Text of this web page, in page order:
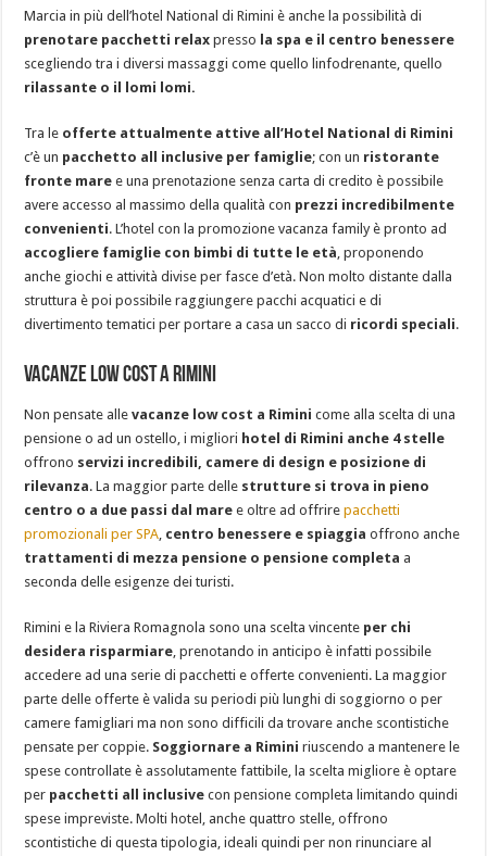
Marcia in più dell’hotel National di Rimini è anche la possibilità di
prenotare pacchetti relax presso la spa e il centro benessere
scegliendo tra i diversi massaggi come quello linfodrenante, quello
rilassante o il lomi lomi.
Tra le offerte attualmente attive all’Hotel National di Rimini
c’è un pacchetto all inclusive per famiglie; con un ristorante
fronte mare e una prenotazione senza carta di credito è possibile
avere accesso al massimo della qualità con prezzi incredibilmente
convenienti. L’hotel con la promozione vacanza family è pronto ad
accogliere famiglie con bimbi di tutte le età, proponendo
anche giochi e attività divise per fasce d’età. Non molto distante dalla
struttura è poi possibile raggiungere pacchi acquatici e di
divertimento tematici per portare a casa un sacco di ricordi speciali.
Vacanze low cost a Rimini
Non pensate allevacanze low cost a Rimini come alla scelta di una
pensione o ad un ostello, i migliori hotel di Rimini anche 4 stelle
offrono servizi incredibili, camere di design e posizione di
rilevanza. La maggior parte delle strutture si trova in pieno
centro o a due passi dal mare e oltre ad offrirepacchetti
promozionali per SPA, centro benessere e spiaggia offrono anche
trattamenti di mezza pensione o pensione completa a
seconda delle esigenze dei turisti.
Rimini e la Riviera Romagnola sono una scelta vincente per chi
desidera risparmiare, prenotando in anticipo è infatti possibile
accedere ad una serie di pacchetti e offerte convenienti. La maggior
parte delle offerte è valida su periodi più lunghi di soggiorno o per
camere famigliari ma non sono difficili da trovare anche scontistiche
pensate per coppie. Soggiornare a Rimini riuscendo a mantenere le
spese controllate è assolutamente fattibile, la scelta migliore è optare
per pacchetti all inclusive con pensione completa limitando quindi
spese impreviste. Molti hotel, anche quattro stelle, offrono
scontistiche di questa tipologia, ideali quindi per non rinunciare al